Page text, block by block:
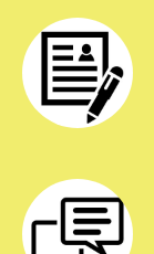
HOME
COMPANY